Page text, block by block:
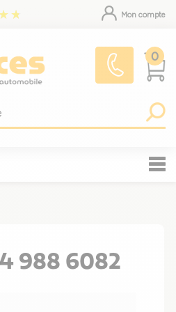
Mon compte
0
988 6082